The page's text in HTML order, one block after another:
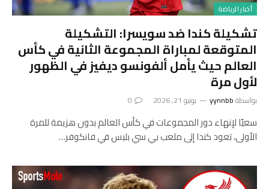
أخبار الرياضة
تشكيلة كندا ضد سويسرا: التشكيلة
المتوقعة لمباراة المجموعة الثانية في كأس
العالم حيث يأمل ألفونسو ديفيز في الظهور
لأول مرة
بواسطةyynnbb يونيو 21, 2026 0
سعيًا لإنهاء دور المجموعات في كأس العالم بدون هزيمة للمرة
الأولى، تعود كندا إلى ملعب بي سي بليس في فانكوفر…